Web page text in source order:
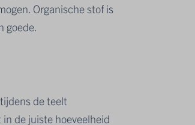
Organische stof is
goede.
de teelt
de juiste hoeveelheid